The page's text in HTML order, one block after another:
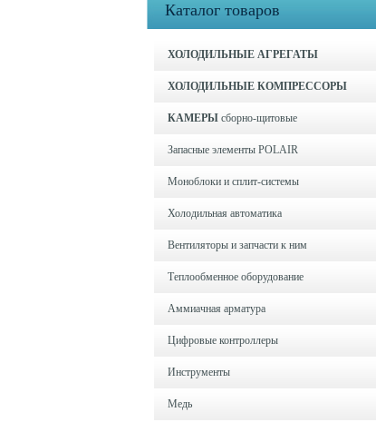
Каталог товаров
ХОЛОДИЛЬНЫЕ АГРЕГАТЫ
ХОЛОДИЛЬНЫЕ КОМПРЕССОРЫ
КАМЕРЫ сборно-щитовые
Запасные элементы POLAIR
Моноблоки и cплит-системы
Холодильная автоматика
Вентиляторы и запчасти к ним
Теплообменное оборудование
Аммиачная арматура
Цифровые контроллеры
Инструменты
Медь